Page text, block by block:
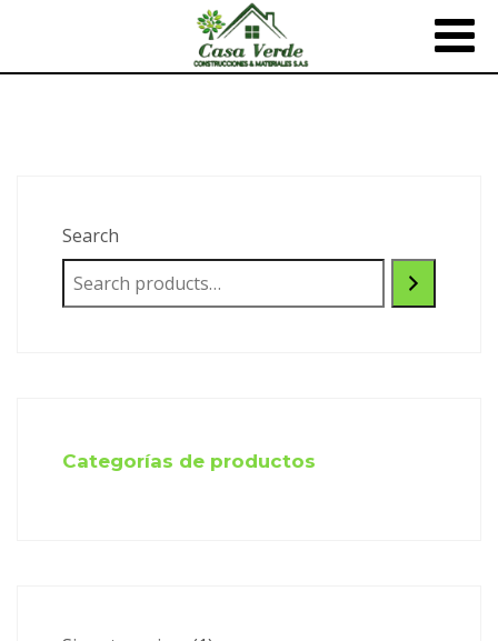
Search
Categorías de productos